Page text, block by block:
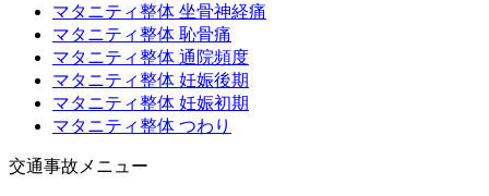
マタニティ整体 坐骨神経痛
マタニティ整体 恥骨痛
マタニティ整体 通院頻度
マタニティ整体 妊娠後期
マタニティ整体 妊娠初期
マタニティ整体 つわり
交通事故メニュー